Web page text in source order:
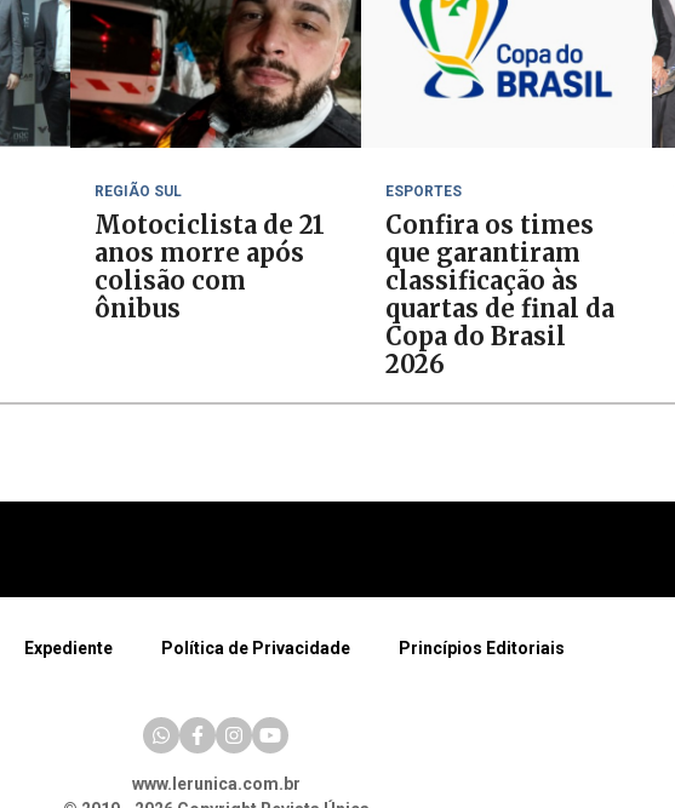
REGIÃO SUL
Motociclista de 21
anos morre após
colisão com
ônibus
ESPORTES
Confira os times
que garantiram
classificação às
quartas de final da
Copa do Brasil
2026
Expediente Política de Privacidade Princípios Editoriais
www.lerunica.com.br